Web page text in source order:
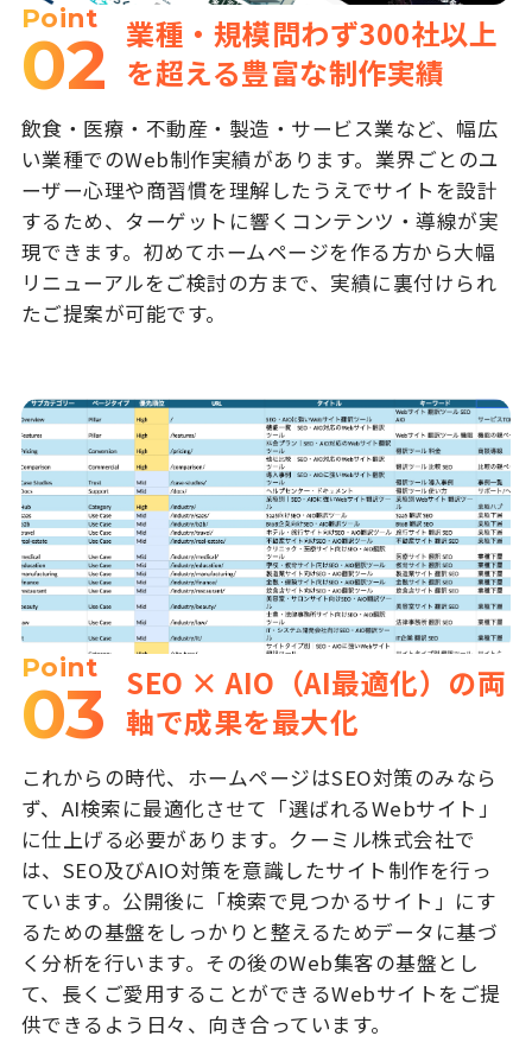
Point
02 業種・規模問わず300社以上
を超える豊富な制作実績
飲食・医療・不動産・製造・サービス業など、幅広
い業種でのWeb制作実績があります。業界ごとのユ
ーザー心理や商習慣を理解したうえでサイトを設計
するため、ターゲットに響くコンテンツ・導線が実
現できます。初めてホームページを作る方から大幅
リニューアルをご検討の方まで、実績に裏付けられ
たご提案が可能です。
Point
03 SEO × AIO（AI最適化）の両
軸で成果を最大化
これからの時代、ホームページはSEO対策のみなら
ず、AI検索に最適化させて「選ばれるWebサイト」
に仕上げる必要があります。クーミル株式会社で
は、SEO及びAIO対策を意識したサイト制作を行っ
ています。公開後に「検索で見つかるサイト」にす
るための基盤をしっかりと整えるためデータに基づ
く分析を行います。その後のWeb集客の基盤とし
て、長くご愛用することができるWebサイトをご提
供できるよう日々、向き合っています。